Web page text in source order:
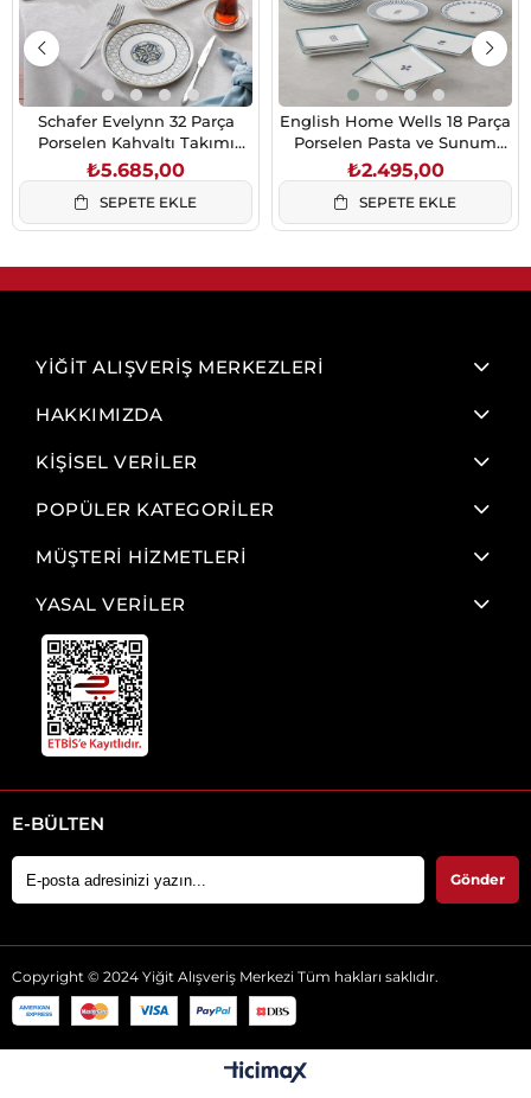
Schafer Evelynn 32 Parça
Porselen Kahvaltı Takımı
Siyah
₺5.685,00
SEPETE EKLE
English Home Wells 18 Parça
Porselen Pasta ve Sunum
Seti 6 Kişilik Mavi
₺2.495,00
SEPETE EKLE
YİĞİT ALIŞVERİŞ MERKEZLERİ
HAKKIMIZDA
KİŞİSEL VERİLER
POPÜLER KATEGORİLER
MÜŞTERİ HİZMETLERİ
YASAL VERİLER
E-BÜLTEN
Gönder
Copyright © 2024 Yiğit Alışveriş Merkezi Tüm hakları saklıdır.